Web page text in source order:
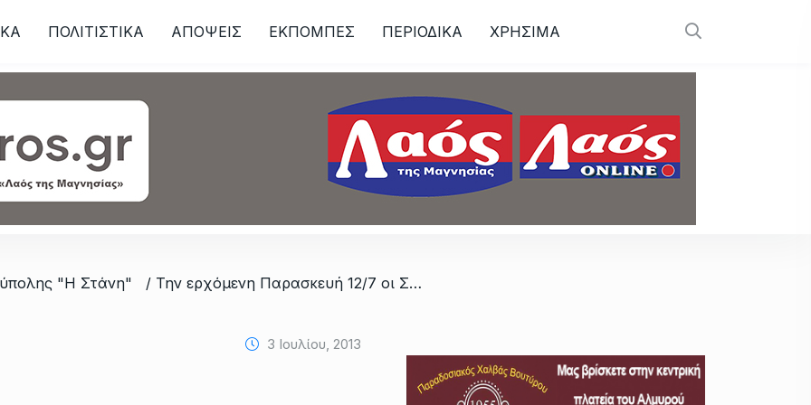
ΠΟΛΙΤΙΣΤΙΚΑ ΑΠΟΨΕΙΣ ΕΚΠΟΜΠΕΣ ΠΕΡΙΟΔΙΚΑ ΧΡΗΣΙΜΑ
"Η Στάνη" / Την ερχόμενη Παρασκευή 12/7 οι Σαρακατσαναίοι μας καλούν σε παραδοσιακό γλέντι
3 Ιουλίου, 2013